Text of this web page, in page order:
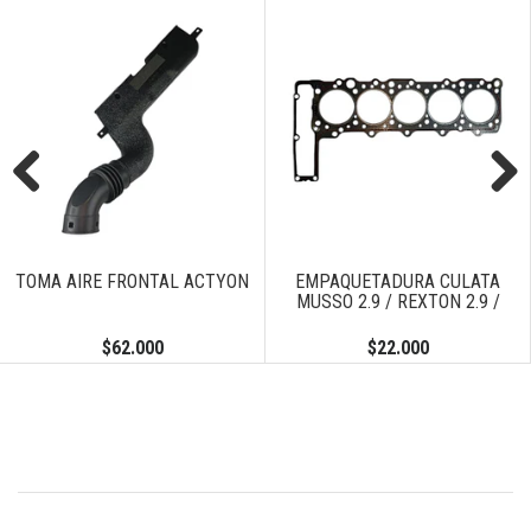
TOMA AIRE FRONTAL ACTYON
$62.000
EMPAQUETADURA CULATA
MUSSO 2.9 / REXTON 2.9 /
$22.000
Previous